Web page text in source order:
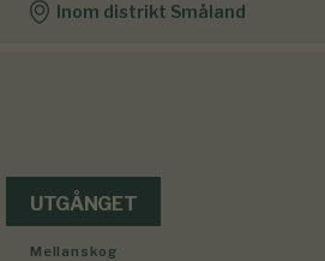
Inom distrikt Småland
UTGÅNGET
Mellanskog